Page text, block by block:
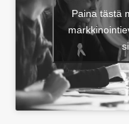
Paina tästä